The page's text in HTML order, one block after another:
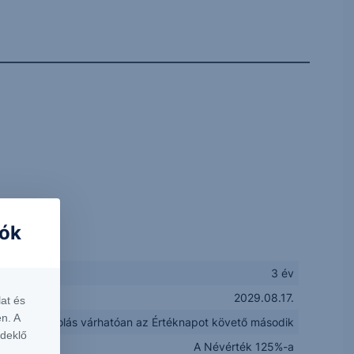
3 év
2029.08.17.
Elszámolás várhatóan az Értéknapot követő második
A Névérték 125%-a
és
A